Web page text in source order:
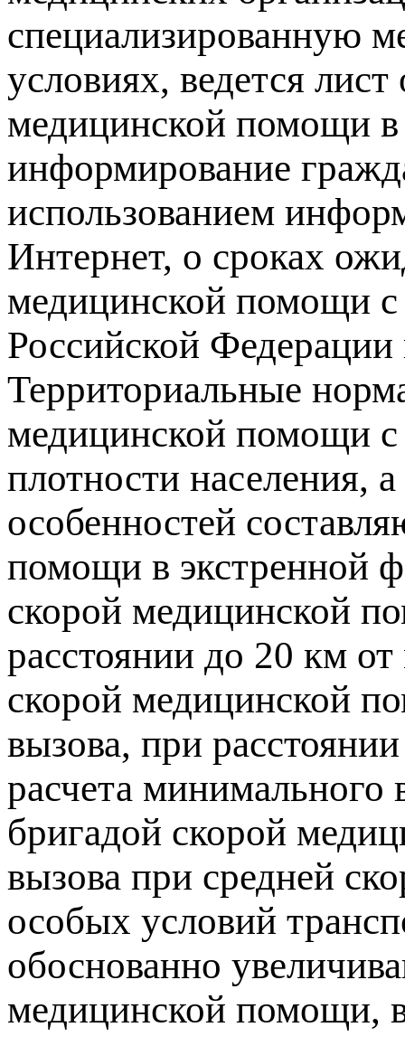
специализированную
условиях, ведется
медицинской помощи в
информирование
использованием
Интернет, о сроках
медицинской помощи с
Российской
Территориальные
медицинской помощи с
плотности населения,
особенностей
помощи в экстренной
скорой медицинской
расстоянии до 20 км
скорой медицинской
вызова, при
расчета минимального
бригадой скорой
вызова при средней
особых условий
обоснованно
медицинской помощи,